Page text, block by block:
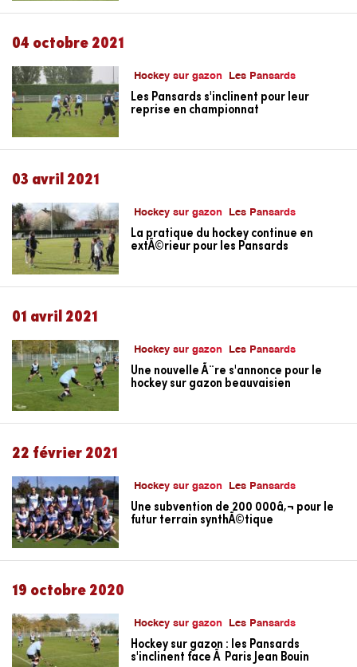
04 octobre 2021
Hockey sur gazon Les Pansards
Les Pansards s'inclinent pour leur
reprise en championnat
03 avril 2021
Hockey sur gazon Les Pansards
La pratique du hockey continue en
extÃ©rieur pour les Pansards
01 avril 2021
Hockey sur gazon Les Pansards
Une nouvelle Ã¨re s'annonce pour le
hockey sur gazon beauvaisien
22 février 2021
Hockey sur gazon Les Pansards
Une subvention de 200 000â‚¬ pour le
futur terrain synthÃ©tique
19 octobre 2020
Hockey sur gazon Les Pansards
Hockey sur gazon : les Pansards
s'inclinent face Ã Paris Jean Bouin